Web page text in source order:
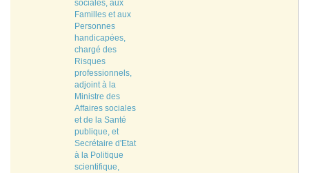
sociales, aux
Familles et aux
Personnes
handicapées,
chargé des
Risques
professionnels,
adjoint à la
Ministre des
Affaires sociales
et de la Santé
publique, et
Secrétaire d'Etat
à la Politique
scientifique,